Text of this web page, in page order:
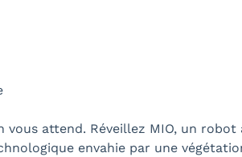
attend. Réveillez MIO, un
envahie par une